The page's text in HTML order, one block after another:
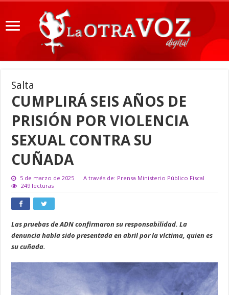
Salta
CUMPLIRÁ SEIS AÑOS DE
PRISIÓN POR VIOLENCIA
SEXUAL CONTRA SU
CUÑADA
5 de marzo de 2025
A través de: Prensa Ministerio Público Fiscal
249 lecturas
Las pruebas de ADN confirmaron su responsabilidad. La
denuncia había sido presentada en abril por la víctima, quien es
su cuñada.